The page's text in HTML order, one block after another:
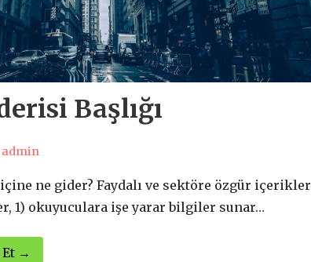
Başlığı
admin
ne gider? Faydalı ve sektöre özgür içerikler
1) okuyuculara işe yarar bilgiler sunar…
Et →